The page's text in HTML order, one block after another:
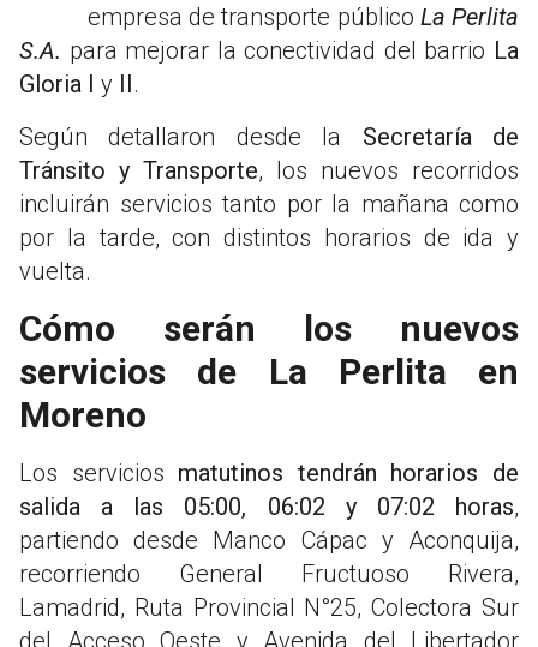
empresa de transporte público La Perlita
S.A. para mejorar la conectividad del barrio La
Gloria I y II.
Según detallaron desde la Secretaría de
Tránsito y Transporte, los nuevos recorridos
incluirán servicios tanto por la mañana como
por la tarde, con distintos horarios de ida y
vuelta.
Cómo serán los nuevos
servicios de La Perlita en
Moreno
Los servicios matutinos tendrán horarios de
salida a las 05:00, 06:02 y 07:02 horas,
partiendo desde Manco Cápac y Aconquija,
recorriendo General Fructuoso Rivera,
Lamadrid, Ruta Provincial N°25, Colectora Sur
del Acceso Oeste y Avenida del Libertador